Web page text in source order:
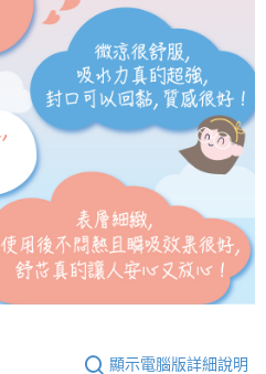
顯示電腦版詳細說明